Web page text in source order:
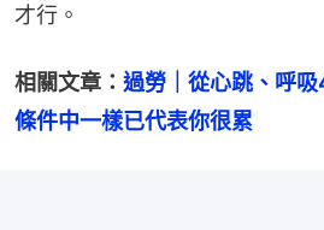
才行。
相關文章： 過勞｜從心跳、呼
條件中一樣已代表你很累